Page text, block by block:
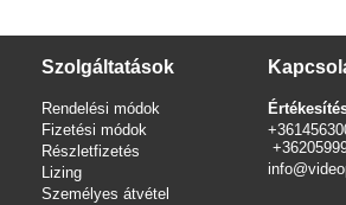
Szolgáltatások
Rendelési módok
Fizetési módok
Részletfizetés
Lizing
Személyes átvétel